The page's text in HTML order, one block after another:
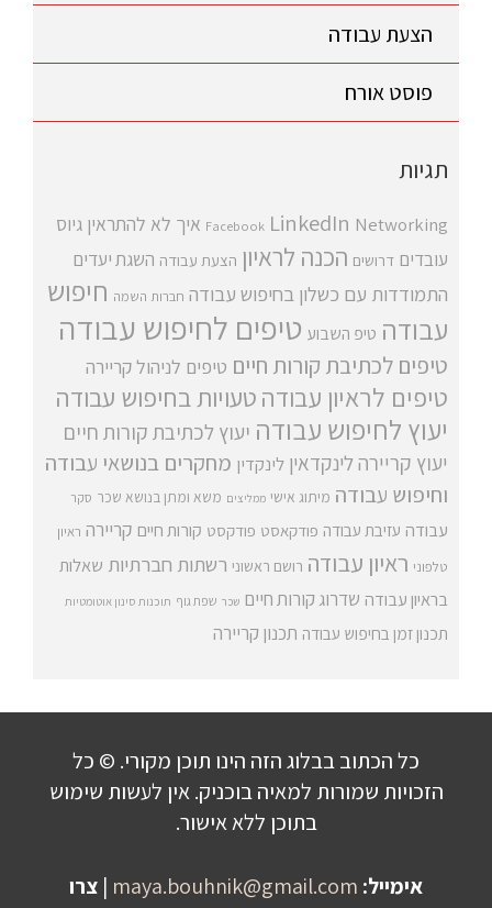
הצעת עבודה
פוסט אורח
תגיות
Facebook LinkedIn Networking איך לא להתראין גיוס
עובדים דרושים הכנה לראיון הצעת עבודה השגת יעדים
התמודדות עם כשלון בחיפוש עבודה חברות השמה חיפוש
עבודה טיפ השבוע טיפים לחיפוש עבודה
טיפים לכתיבת קורות חיים טיפים לניהול קריירה
טיפים לראיון עבודהטעויות בחיפוש עבודה
יעוץ לחיפוש עבודה יעוץ לכתיבת קורות חיים
יעוץ קריירה לינקדאין לינקדין מחקרים בנושאי עבודה
וחיפוש עבודה מיתוג אישי ממליצים משא ומתן בנושא שכר סקר
עבודה עזיבת עבודה פודקאסט פודקסט קורות חיים קריירה ראיון
טלפוני ראיון עבודה רושם ראשוני רשתות חברתיות שאלות
בראיון עבודה שדרוג קורות חיים שכר שפת גוף תוכנות סינון אוטומטיות
תכנון זמן בחיפוש עבודה תכנון קריירה
כל הכתוב בבלוג הזה הינו תוכן מקורי. © כל
הזכויות שמורות למאיה בוכניק. אין לעשות שימוש
בתוכן ללא אישור.
אימייל: maya.bouhnik@gmail.com
| צרו